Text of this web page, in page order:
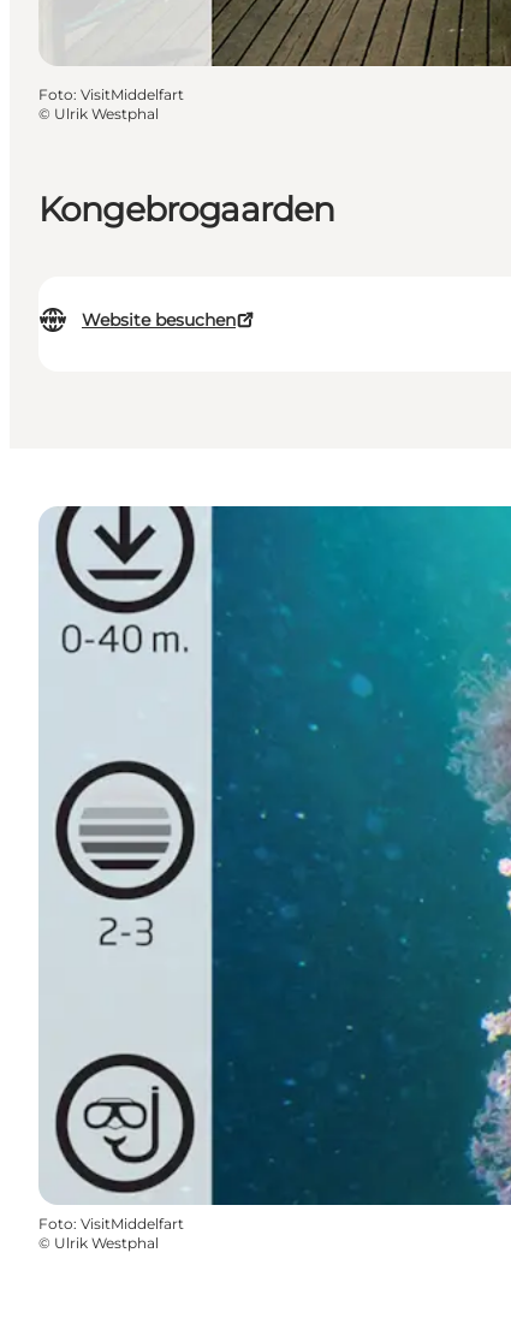
Kongebrogaarden
Website besuchen
Foto: VisitMiddelfart
© Ulrik Westphal
Foto: VisitMiddelfart
© Ulrik Westphal